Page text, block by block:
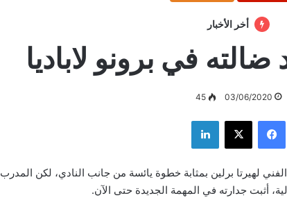
أخر الأخبار
ضالته في برونو لاباديا
03/06/2020
45
فيسبوك ‫X لينكدإن
الفني لهيرتا برلين بمثابة خطوة يائسة من جانب النادي، لكن المدرب
أثبت جدارته في المهمة الجديدة حتى الآن.